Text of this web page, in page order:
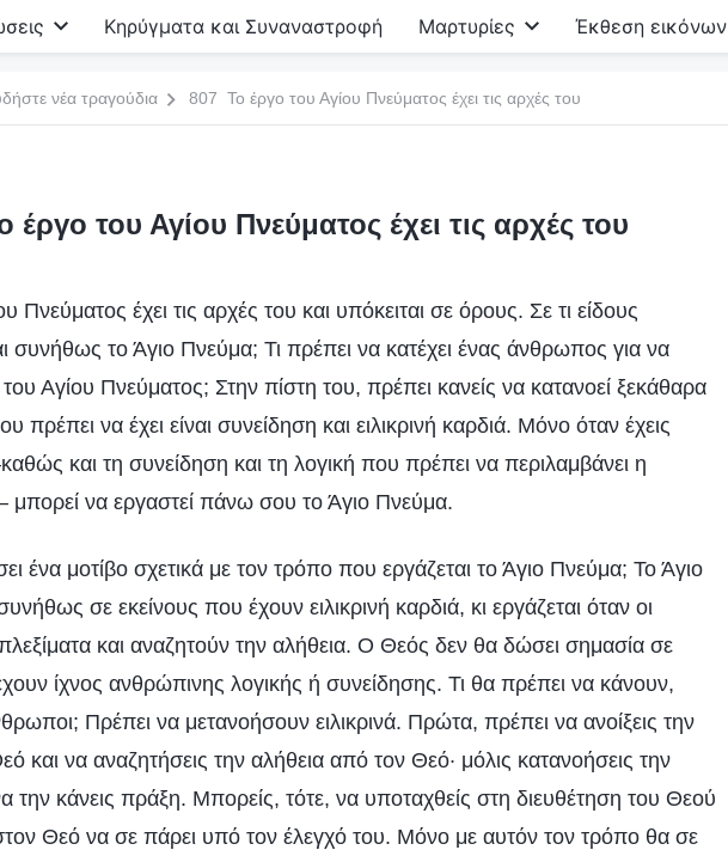
Κηρύγματα και Συναναστροφή Μαρτυρίες Έκθεση εικόνων
νέα τραγούδια 807 Το έργο του Αγίου Πνεύματος έχει τις αρχές του
έργο του Αγίου Πνεύματος έχει τις αρχές του
Πνεύματος έχει τις αρχές του και υπόκειται σε όρους. Σε τι είδους
συνήθως το Άγιο Πνεύμα; Τι πρέπει να κατέχει ένας άνθρωπος για να
Αγίου Πνεύματος; Στην πίστη του, πρέπει κανείς να κατανοεί ξεκάθαρα
πρέπει να έχει είναι συνείδηση και ειλικρινή καρδιά. Μόνο όταν έχεις
και τη συνείδηση και τη λογική που πρέπει να περιλαμβάνει η
να εργαστεί πάνω σου το Άγιο Πνεύμα.
ένα μοτίβο σχετικά με τον τρόπο που εργάζεται το Άγιο Πνεύμα; Το Άγιο
σε εκείνους που έχουν ειλικρινή καρδιά, κι εργάζεται όταν οι
και αναζητούν την αλήθεια. Ο Θεός δεν θα δώσει σημασία σε
ίχνος ανθρώπινης λογικής ή συνείδησης. Τι θα πρέπει να κάνουν,
Πρέπει να μετανοήσουν ειλικρινά. Πρώτα, πρέπει να ανοίξεις την
και να αναζητήσεις την αλήθεια από τον Θεό· μόλις κατανοήσεις την
την κάνεις πράξη. Μπορείς, τότε, να υποταχθείς στη διευθέτηση του Θεού
στον Θεό να σε πάρει υπό τον έλεγχό του. Μόνο με αυτόν τον τρόπο θα σε